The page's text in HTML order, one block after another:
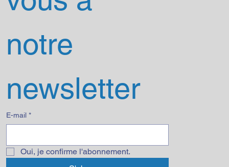
notre
newsletter
E-mail *
Oui, je confirme l'abonnement.